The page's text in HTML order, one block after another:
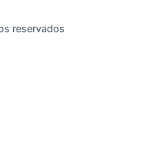
reservados